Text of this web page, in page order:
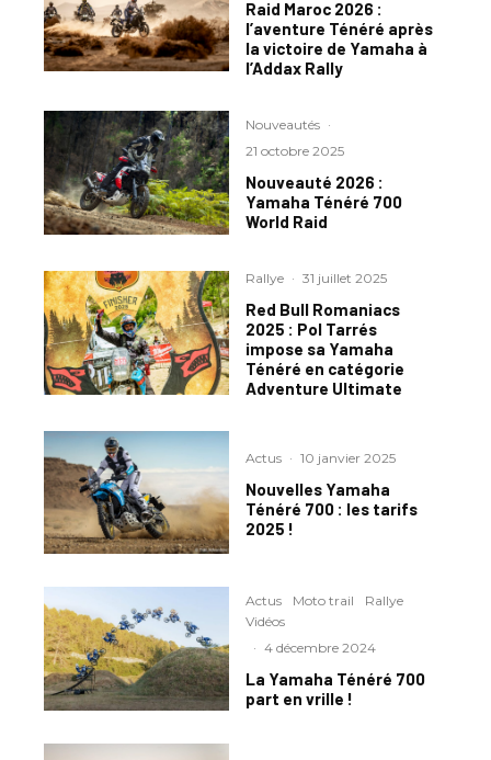
Raid Maroc 2026 :
l’aventure Ténéré après
la victoire de Yamaha à
l’Addax Rally
Nouveautés ·
21 octobre 2025
Nouveauté 2026 :
Yamaha Ténéré 700
World Raid
Rallye · 31 juillet 2025
Red Bull Romaniacs
2025 : Pol Tarrés
impose sa Yamaha
Ténéré en catégorie
Adventure Ultimate
Actus · 10 janvier 2025
Nouvelles Yamaha
Ténéré 700 : les tarifs
2025 !
Actus Moto trail
Rallye
Vidéos
· 4 décembre 2024
La Yamaha Ténéré 700
part en vrille !